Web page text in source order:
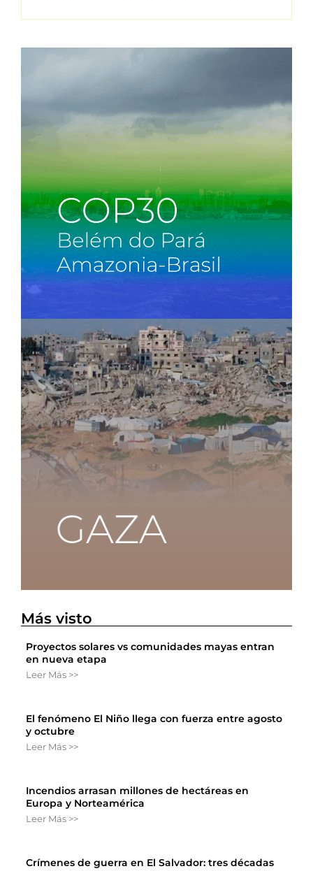
Más visto
Proyectos solares vs comunidades mayas entran
en nueva etapa
Leer Más >>
El fenómeno El Niño llega con fuerza entre agosto
y octubre
Leer Más >>
Incendios arrasan millones de hectáreas en
Europa y Norteamérica
Leer Más >>
Crímenes de guerra en El Salvador: tres décadas